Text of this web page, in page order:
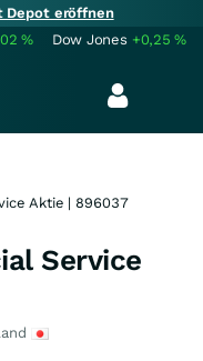
eröffnen
% Dow Jones +0,25%
Aktie | 896037
Service